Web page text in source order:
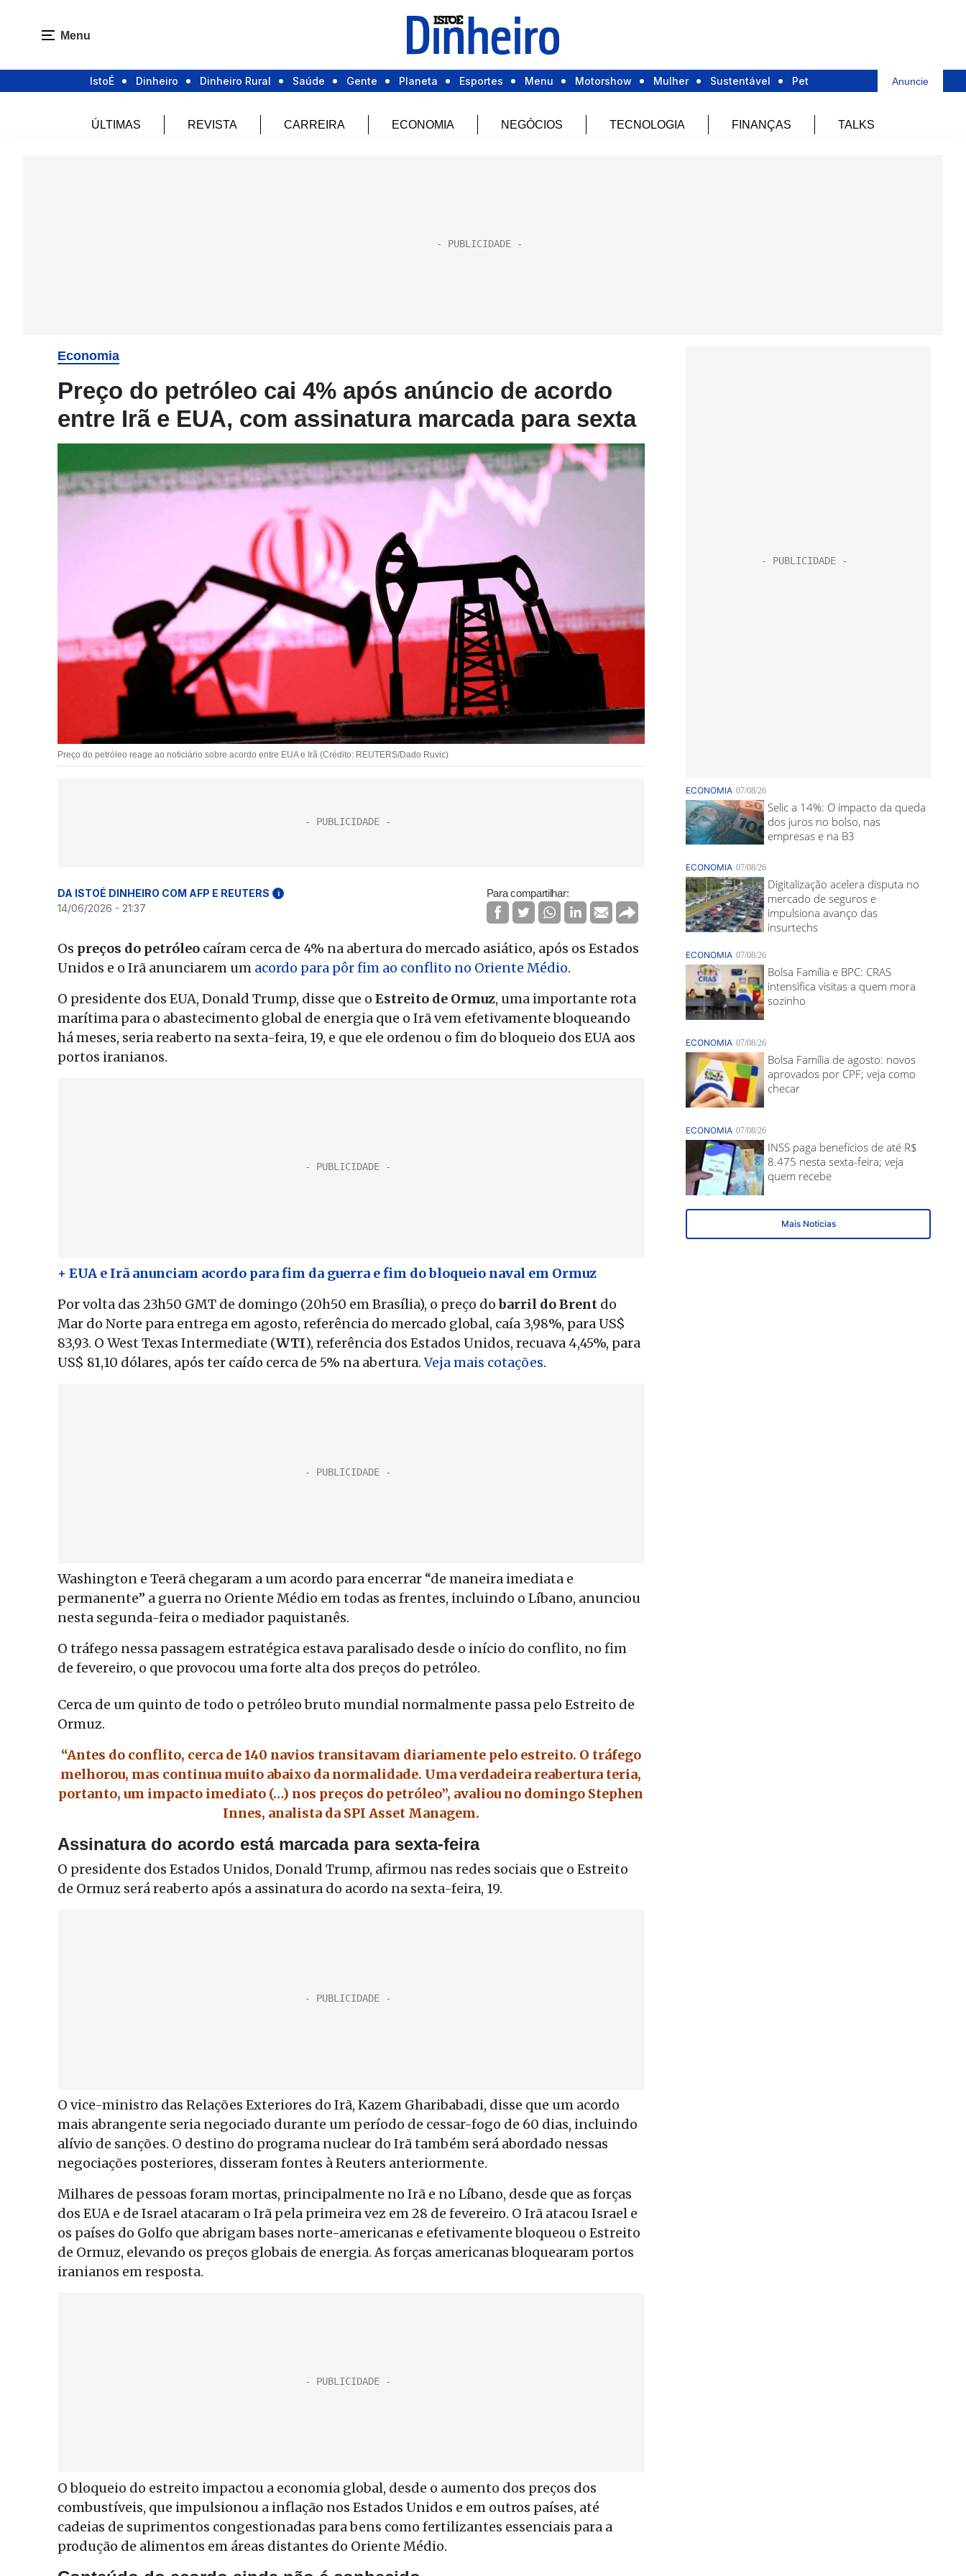
Menu
IstoÉ Dinheiro Dinheiro Rural Saúde Gente Planeta Esportes Menu Motorshow Mulher Sustentável Pet Anuncie
ÚLTIMAS REVISTA CARREIRA ECONOMIA NEGÓCIOS TECNOLOGIA FINANÇAS TALKS
Economia
Preço do petróleo cai 4% após anúncio de acordo
entre Irã e EUA, com assinatura marcada para sexta
Preço do petróleo reage ao noticiário sobre acordo entre EUA e Irã (Crédito: REUTERS/Dado Ruvic)
DA ISTOÉ DINHEIRO COM AFP E REUTERS i
14/06/2026 - 21:37
Para compartilhar:
Os preços do petróleo caíram cerca de 4% na abertura do mercado asiático, após os Estados
Unidos e o Irã anunciarem um acordo para pôr fim ao conflito no Oriente Médio.
O presidente dos EUA, Donald Trump, disse que o Estreito de Ormuz, uma importante rota
marítima para o abastecimento global de energia que o Irã vem efetivamente bloqueando
há meses, seria reaberto na sexta-feira, 19, e que ele ordenou o fim do bloqueio dos EUA aos
portos iranianos.
+ EUA e Irã anunciam acordo para fim da guerra e fim do bloqueio naval em Ormuz
Por volta das 23h50 GMT de domingo (20h50 em Brasília), o preço dobarril do Brent do
Mar do Norte para entrega em agosto, referência do mercado global, caía 3,98%, para US$
83,93. O West Texas Intermediate (WTI), referência dos Estados Unidos, recuava 4,45%, para
US$ 81,10 dólares, após ter caído cerca de 5% na abertura.Veja mais cotações.
Washington e Teerã chegaram a um acordo para encerrar “de maneira imediata e
permanente” a guerra no Oriente Médio em todas as frentes, incluindo o Líbano, anunciou
nesta segunda-feira o mediador paquistanês.
O tráfego nessa passagem estratégica estava paralisado desde o início do conflito, no fim
de fevereiro, o que provocou uma forte alta dos preços do petróleo.
Cerca de um quinto de todo o petróleo bruto mundial normalmente passa pelo Estreito de
Ormuz.
“Antes do conflito, cerca de 140 navios transitavam diariamente pelo estreito. O tráfego
melhorou, mas continua muito abaixo da normalidade. Uma verdadeira reabertura teria,
portanto, um impacto imediato (…) nos preços do petróleo”, avaliou no domingo Stephen
Innes, analista da SPI Asset Managem.
Assinatura do acordo está marcada para sexta-feira
O presidente dos Estados Unidos, Donald Trump, afirmou nas redes sociais que o Estreito
de Ormuz será reaberto após a assinatura do acordo na sexta-feira, 19.
O vice-ministro das Relações Exteriores do Irã, Kazem Gharibabadi, disse que um acordo
mais abrangente seria negociado durante um período de cessar-fogo de 60 dias, incluindo
alívio de sanções. O destino do programa nuclear do Irã também será abordado nessas
negociações posteriores, disseram fontes à Reuters anteriormente.
Milhares de pessoas foram mortas, principalmente no Irã e no Líbano, desde que as forças
dos EUA e de Israel atacaram o Irã pela primeira vez em 28 de fevereiro. O Irã atacou Israel e
os países do Golfo que abrigam bases norte-americanas e efetivamente bloqueou o Estreito
de Ormuz, elevando os preços globais de energia. As forças americanas bloquearam portos
iranianos em resposta.
O bloqueio do estreito impactou a economia global, desde o aumento dos preços dos
combustíveis, que impulsionou a inflação nos Estados Unidos e em outros países, até
cadeias de suprimentos congestionadas para bens como fertilizantes essenciais para a
produção de alimentos em áreas distantes do Oriente Médio.